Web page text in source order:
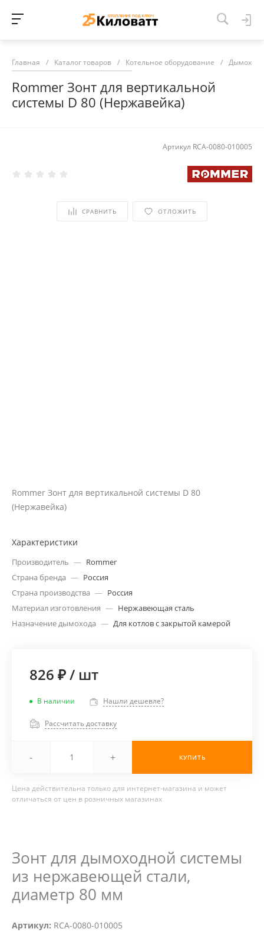
Главная / Каталог товаров / Котельное оборудование /
Rommer Зонт для вертикальной
системы D 80 (Нержавейка)
Артикул RCA-0080-010005
СРАВНИТЬ ОТЛОЖИТЬ
Rommer Зонт для вертикальной системы D 80
(Нержавейка)
Характеристики
Производитель — Rommer
Страна бренда — Россия
Страна производства — Россия
Материал изготовления — Нержавеющая сталь
Назначение дымохода — Для котлов с закрытой камерой
826 ₽/ шт
В наличии Нашли дешевле?
Рассчитать доставку
- + КУПИТЬ
Цена действительна только для интернет-магазина и может
отличаться от цен в розничных магазинах
Зонт для дымоходной системы
из нержавеющей стали,
диаметр 80 мм
Артикул: RCA-0080-010005